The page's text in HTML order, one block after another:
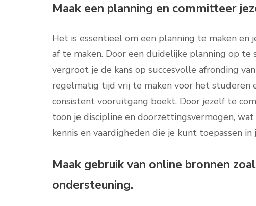
Maak een planning en committeer
Het is essentieel om een planning te maken
af te maken. Door een duidelijke planning op
vergroot je de kans op succesvolle afronding
regelmatig tijd vrij te maken voor het studeren
consistent vooruitgang boekt. Door jezelf te
toon je discipline en doorzettingsvermogen,
kennis en vaardigheden die je kunt toepassen
Maak gebruik van online bronnen
ondersteuning.